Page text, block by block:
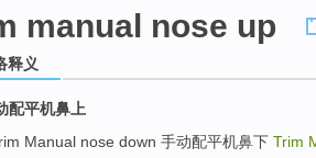
manual nose up
释义
配平机鼻上
Manual nose down 手动配平机鼻下 Trim